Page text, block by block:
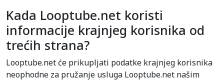
Kada Looptube.net koristi
informacije krajnjeg korisnika od
trećih strana?
Looptube.net će prikupljati podatke krajnjeg korisnika
neophodne za pružanje usluga Looptube.net našim